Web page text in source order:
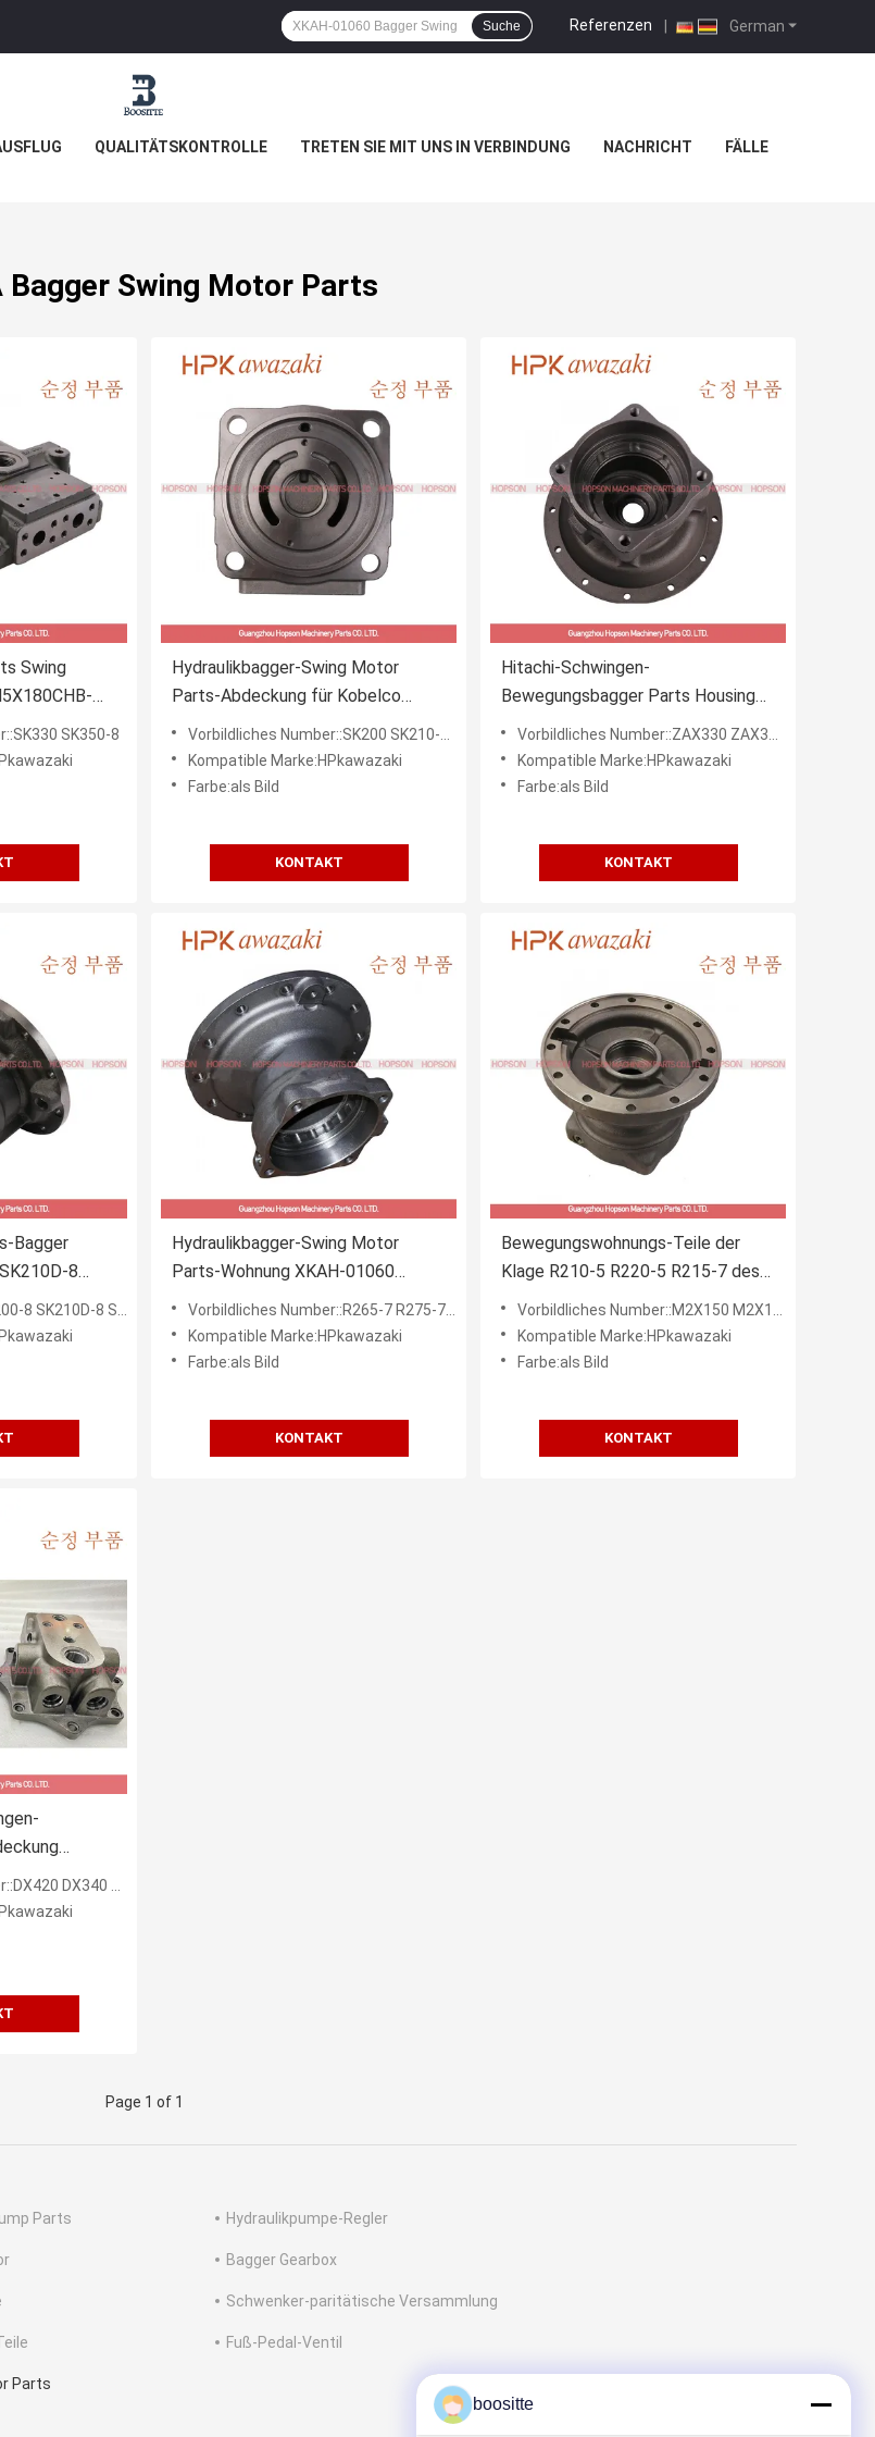
German
Referenzen |
Suche
QUALITÄTSKONTROLLE TRETEN SIE MIT UNS IN VERBINDUNG NACHRICHT FÄLLE
Bagger Swing Motor Parts
Swing
8SK350-8
Hydraulikbagger-Swing Motor
Parts-Abdeckung für Kobelco
SK200 SK210-8 SK210-6E
Vorbildliches Number::SK200 SK210-8 SK210-6E SY215-8 LG920 XE210
Kompatible Marke:HPkawazaki
Farbe:als Bild
KONTAKT
Hitachi-Schwingen-
Bewegungsbagger Parts Housing
For ZAX330 ZAX350 ZAX360
Vorbildliches Number::ZAX330 ZAX350 ZAX360
Kompatible Marke:HPkawazaki
Farbe:als Bild
KONTAKT
Bagger
8
2
8 SK215SRLC SK235SR-2
Hydraulikbagger-Swing Motor
Parts-Wohnung XKAH-01060
passte R265-7 R275-7 R275-9
Vorbildliches Number::R265-7 R275-7 R275-9
Kompatible Marke:HPkawazaki
Farbe:als Bild
KONTAKT
Bewegungswohnungs-Teile der
Klage R210-5 R220-5 R215-7 des
Hydraulikbagger-XKAH-00564
Vorbildliches Number::M2X150 M2X170
Kompatible Marke:HPkawazaki
Farbe:als Bild
KONTAKT
00161A
00152
DX340
DX340 MBEC2460
Page 1 of 1
Parts Hydraulikpumpe-Regler
Bagger Gearbox
Schwenker-paritätische Versammlung
Fuß-Pedal-Ventil
Parts
boositte